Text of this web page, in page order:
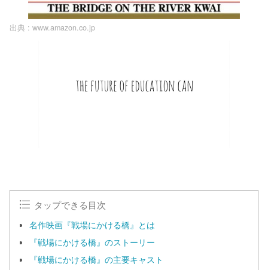
出典 : www.amazon.co.jp
タップできる目次
名作映画『戦場にかける橋』とは
『戦場にかける橋』のストーリー
『戦場にかける橋』の主要キャスト